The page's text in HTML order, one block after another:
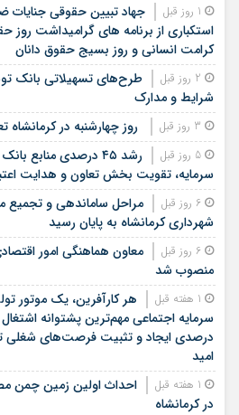
جهاد تبیین حقوقی
استکباری از برنامه های گرامیداشت روز
کرامت انسانی و روز بسیج حقوق دانان
طرح‌های تسهیلاتی بانک
شرایط و مدارک
روز چهارشنبه در کرمانشاه
رشد ۴۵ درصدی منابع
سرمایه، تقویت بخش تعاون و هدایت
مراحل ساماندهی و تجمیع
شهرداری کرمانشاه به پایان رسید
معاون هماهنگی امور
منصوب شد
هر کارآفرین، یک موتور
درصدی ایجاد و تثبیت فرصت‌های شغلی
امید
احداث اولین زمین چمن
در کرمانشاه